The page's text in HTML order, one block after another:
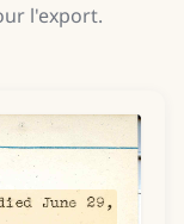
l'export.